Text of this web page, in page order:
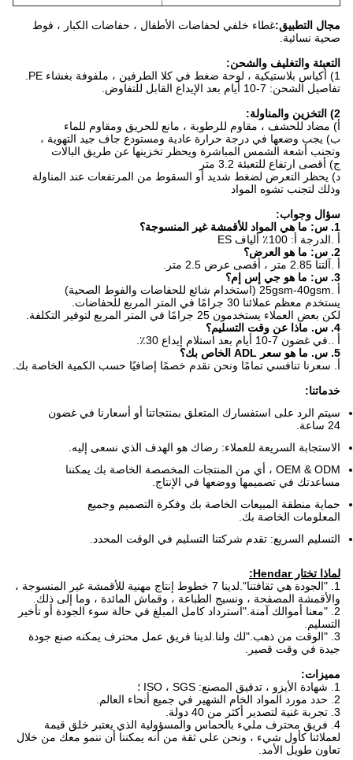
مجال التطبيق:غطاء خلفي لحفاضات الأطفال ، حفاضات الكبار ، فوط
صحية نسائية.
التعبئة والتغليف والشحن:
1) أكياس بلاستيكية ، لوحة ضغط في كلا الطرفين ، ملفوفة بغشاء PE.
تفاصيل الشحن: 7-10 أيام بعد الإيداع القابل للتفاوض.
2) التخزين والمناولة:
أ) مضاد للحشف ، مقاوم للرطوبة ، مانع للحريق ومقاوم للماء
ب) يجب وضعها في درجة حرارة عادية ومستودع جاف جيد التهوية ،
وتجنب أشعة الشمس المباشرة ويحظر تخزينها عن طريق البالات
ج) أقصى ارتفاع للتعبئة 3.2 متر
د) يحظر التعرض لضغط شديد أو السقوط من المرتفعات عند المناولة
وذلك لتجنب تشوه المواد
سؤال وجواب:
1. س: ما هي المواد للأقمشة غير المنسوجة؟
أ .الدرجة أ: 100٪ ألياف ES
2. س: ما هو العرض؟
أ .آلتنا 2.85 متر ، أقصى عرض 2.5 متر.
3. س: ما هو جي إس إم؟
أ .25gsm-40gsm (استخدام شائع للحفاضات والفوط الصحية)
يستخدم معظم عملائنا 30 جرامًا في المتر المربع للحفاضات.
لكن بعض العملاء يستخدمون 25 جرامًا في المتر المربع لتوفير التكلفة.
4. س. ماذا عن وقت التسليم؟
أ ..في غضون 7-10 أيام بعد استلام إيداع 30٪.
5. س. ما هو سعر ADL الخاص بك؟
أ. سعرنا تنافسي تمامًا ونحن نقدم خصمًا إضافيًا حسب الكمية الخاصة بك.
خدماتنا:
سيتم الرد على استفسارك المتعلق بمنتجاتنا أو أسعارنا في غضون
24 ساعة.
الاستجابة السريعة للعملاء: رضاك ​​هو الهدف الذي نسعى إليه.
OEM & ODM ، أي من المنتجات المخصصة الخاصة بك يمكننا
مساعدتك في تصميمها ووضعها في الإنتاج.
حماية منطقة المبيعات الخاصة بك وفكرة التصميم وجميع
المعلومات الخاصة بك.
التسليم السريع: تقدم شركتنا التسليم في الوقت المحدد.
لماذا تختار Hendar:
1. "الجودة هي ثقافتنا".لدينا 7 خطوط إنتاج مهنية للأقمشة غير المنسوجة ،
والأقمشة المصفحة ، ونسيج الطباعة ، وقماش المائدة ، وما إلى ذلك.
2. "معنا أموالك آمنة."استرداد كامل المبلغ في حالة سوء الجودة أو تأخير
التسليم.
3. "الوقت من ذهب."لك ولنا.لدينا فريق عمل محترف يمكنه صنع جودة
جيدة في وقت قصير.
مميزات:
1. شهادة الأيزو ، تدقيق المصنع: ISO ، SGS ؛
2. حدد مورد المواد الخام الشهير في جميع أنحاء العالم.
3. تجربة غنية لتصدير أكثر من 40 دولة.
4. فريق محترف مليء بالحماس والمسؤولية الذي يعتبر خلق قيمة
لعملائنا كأول شيء ، ونحن على ثقة من أنه يمكننا أن ننمو معك من خلال
تعاون طويل الأمد.